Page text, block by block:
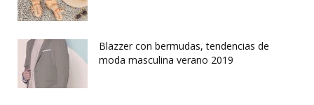
Blazzer con bermudas, tendencias de
moda masculina verano 2019